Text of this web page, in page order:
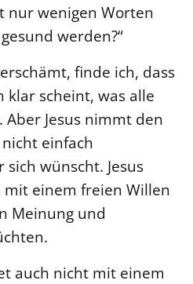
nur wenigen Worten
werden?“
finde ich, dass
klar scheint, was alle
Jesus nimmt den
einfach
wünscht. Jesus
mit einem freien Willen
Meinung und
auch nicht mit einem